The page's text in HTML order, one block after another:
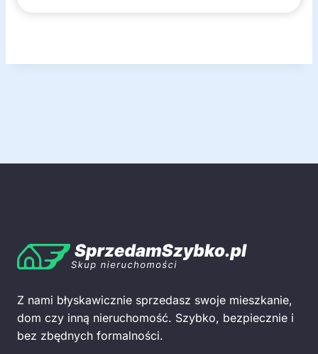
Z nami błyskawicznie sprzedasz swoje mieszkanie,
dom czy inną nieruchomość. Szybko, bezpiecznie i
bez zbędnych formalności.